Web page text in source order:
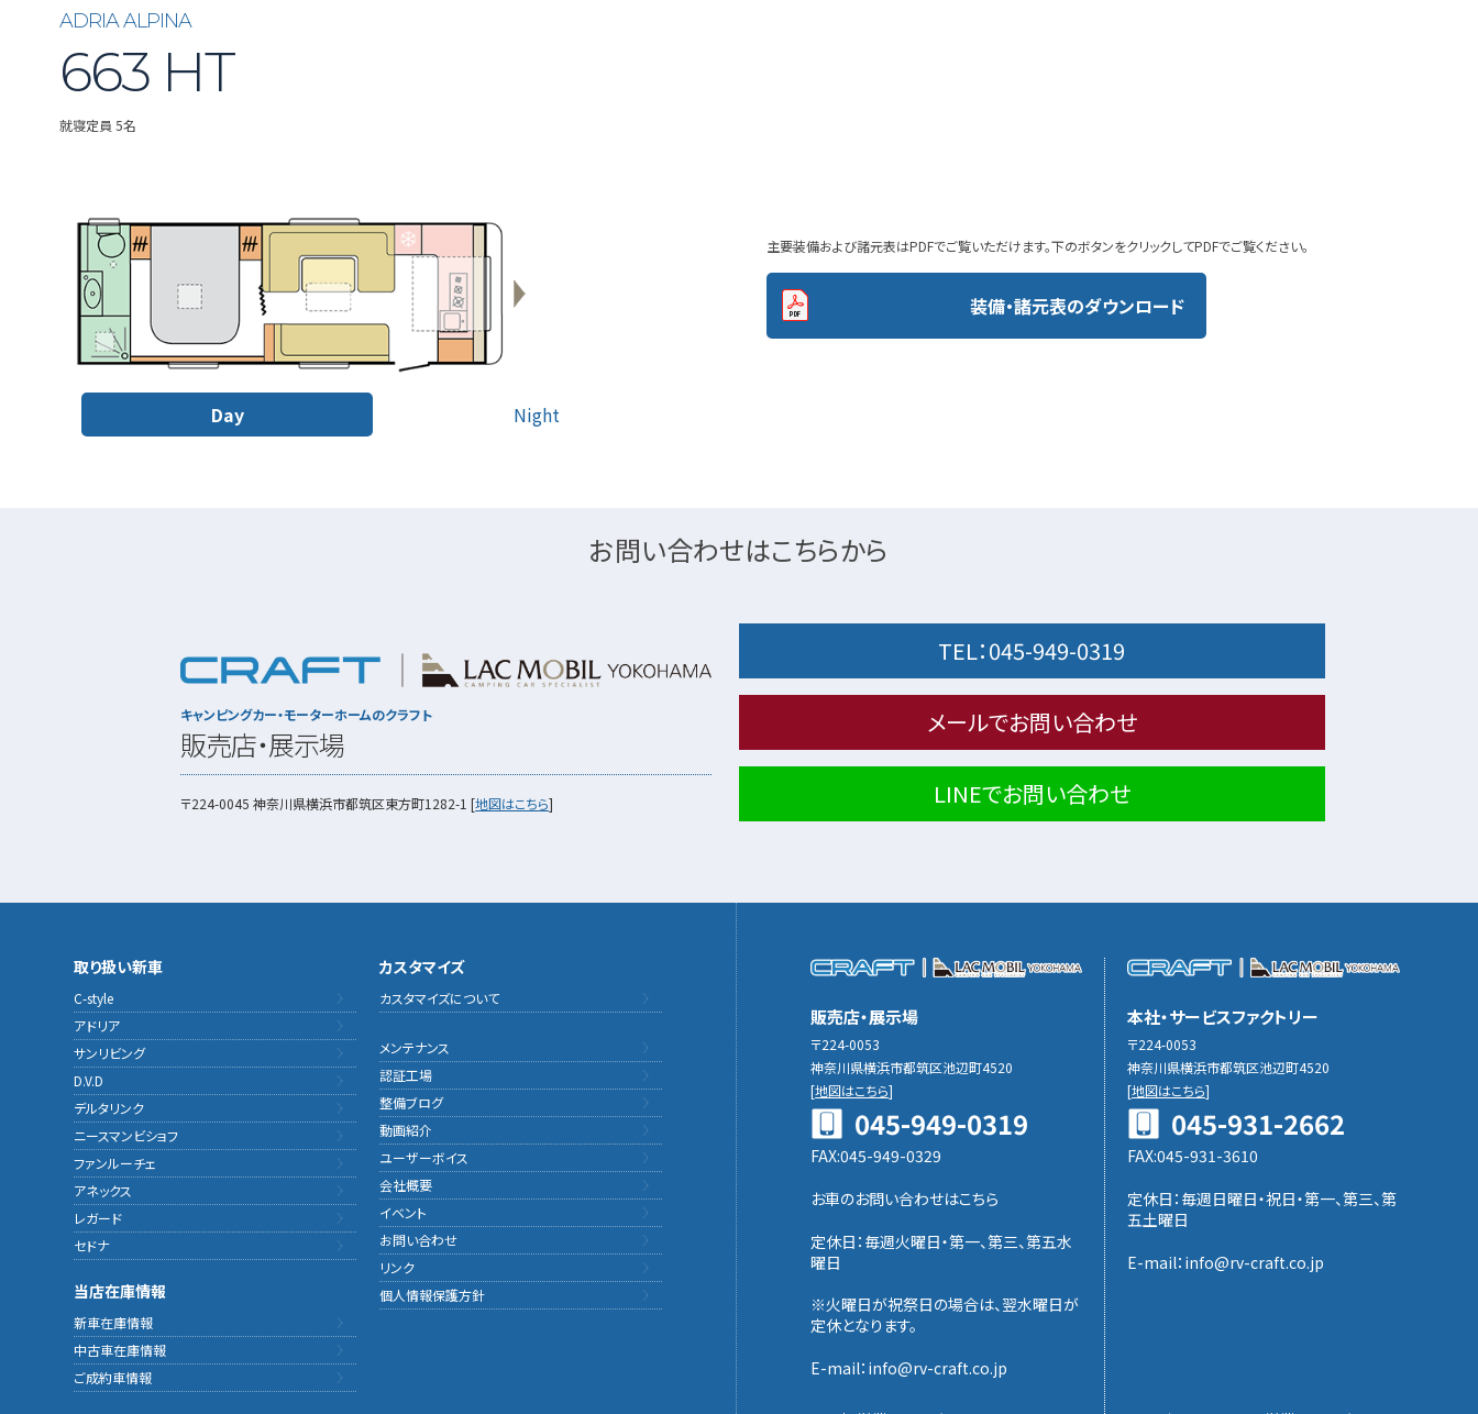
ADRIA ALPINA
663 HT
就寝定員 5名
Day Night
主要装備および諸元表はPDFでご覧いただけます。下のボタンをクリックしてPDFでご覧ください。
装備・諸元表のダウンロード
お問い合わせはこちらから
キャンピングカー・モーターホームのクラフト
販売店・展示場
〒224-0045神奈川県横浜市都筑区東方町1282-1[地図はこちら]
TEL：045-949-0319
メールでお問い合わせ
LINEでお問い合わせ
取り扱い新車
C-style
アドリア
サンリビング
D.V.D
デルタリンク
ニースマンビショフ
ファンルーチェ
アネックス
レガード
セドナ
当店在庫情報
新車在庫情報
中古車在庫情報
ご成約車情報
カスタマイズ
カスタマイズについて
メンテナンス
認証工場
整備ブログ
動画紹介
ユーザーボイス
会社概要
イベント
お問い合わせ
リンク
個人情報保護方針
販売店・展示場
〒224-0053
神奈川県横浜市都筑区池辺町4520
[地図はこちら]
045-949-0319
FAX:045-949-0329
お車のお問い合わせはこちら
定休日：毎週火曜日・第一、第三、第五水
曜日
※火曜日が祝祭日の場合は、翌水曜日が
定休となります。
E-mail：info@rv-craft.co.jp
本社・サービスファクトリー
〒224-0053
神奈川県横浜市都筑区池辺町4520
[地図はこちら]
045-931-2662
FAX:045-931-3610
定休日：毎週日曜日・祝日・第一、第三、第
五土曜日
E-mail：info@rv-craft.co.jp